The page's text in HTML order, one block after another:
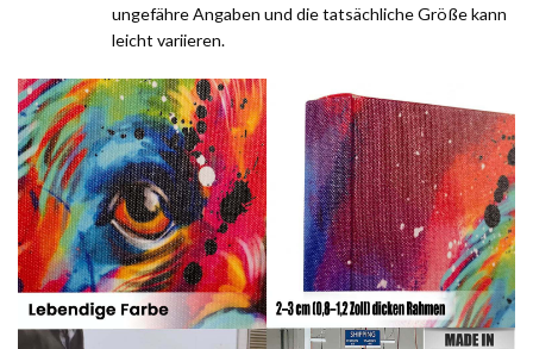
ungefähre Angaben und die tatsächliche Größe kann
leicht variieren.